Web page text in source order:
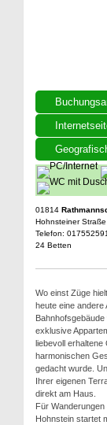
01814
Hohnsteiner Straße
Telefon:
24 Betten
Wo einst Züge
heute eine andere
exklusive
liebevoll erhaltene
harmonischen
gedacht wurde.
Ihrer eigenen
direkt am Haus.
Für
Hohnstein startet